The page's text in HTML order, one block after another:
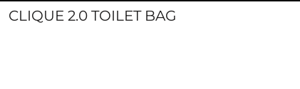
CLIQUE 2.0 TOILET BAG